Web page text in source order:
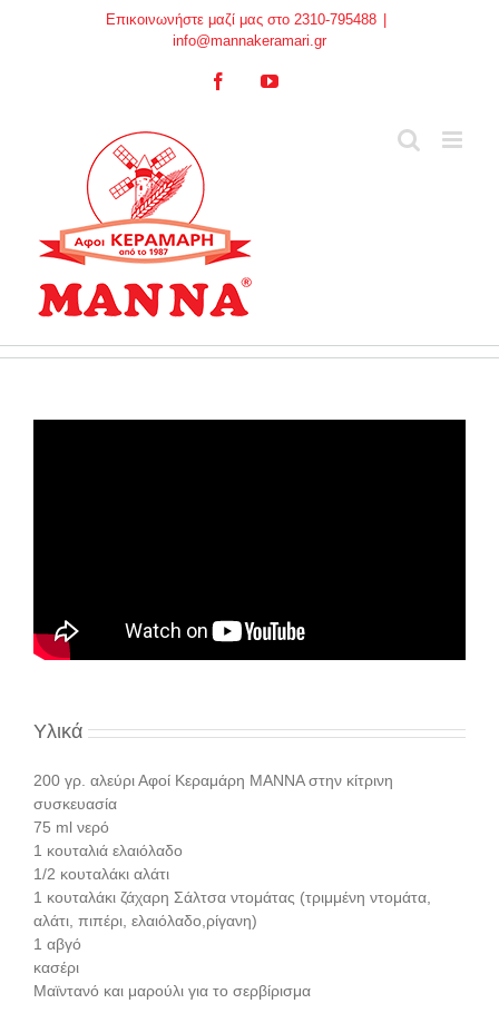
Επικοινωνήστε μαζί μας στο 2310-795488
info@mannakeramari.gr
FacebookYouTube
Υλικά
200 γρ. αλεύρι Αφοί Κεραμάρη ΜΑΝΝΑ στην κίτρινη
συσκευασία
75 ml νερό
1 κουταλιά ελαιόλαδο
1/2 κουταλάκι αλάτι
1 κουταλάκι ζάχαρη Σάλτσα ντομάτας (τριμμένη ντομάτα,
αλάτι, πιπέρι, ελαιόλαδο,ρίγανη)
1 αβγό
κασέρι
Μαϊντανό και μαρούλι για το σερβίρισμα